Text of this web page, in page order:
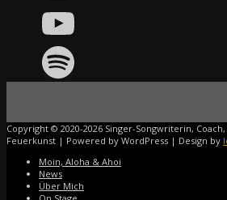
YouTube
Spotify
Copyright © 2020-2026 Singer-Songwriterin,
Feuerkunst | Powered by WordPress | Design by
Moin, Aloha & Ahoi
News
Über Mich